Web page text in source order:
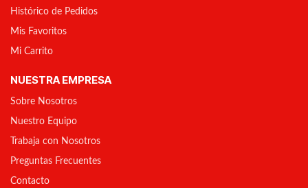
Histórico de Pedidos
Mis Favoritos
Mi Carrito
NUESTRA EMPRESA
Sobre Nosotros
Nuestro Equipo
Trabaja con Nosotros
Preguntas Frecuentes
Contacto